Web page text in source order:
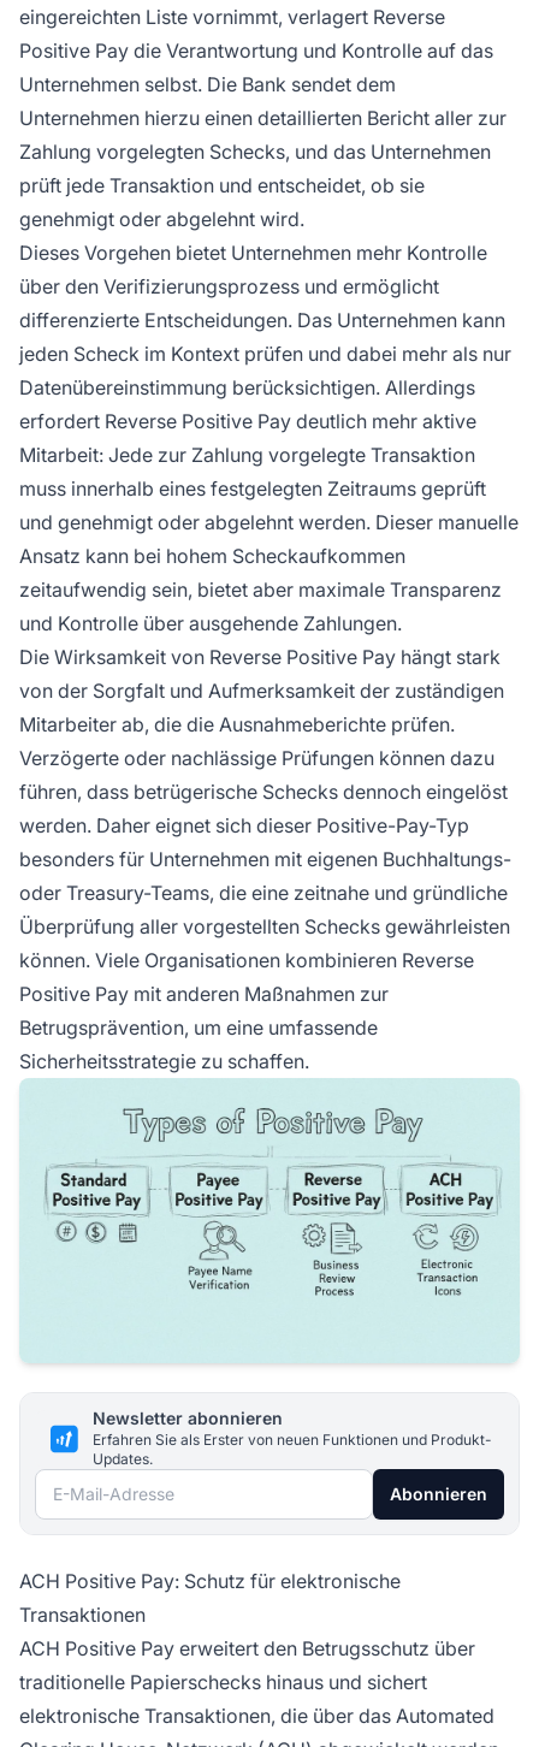
eingereichten Liste vornimmt, verlagert Reverse
Positive Pay die Verantwortung und Kontrolle auf das
Unternehmen selbst. Die Bank sendet dem
Unternehmen hierzu einen detaillierten Bericht aller zur
Zahlung vorgelegten Schecks, und das Unternehmen
prüft jede Transaktion und entscheidet, ob sie
genehmigt oder abgelehnt wird.
Dieses Vorgehen bietet Unternehmen mehr Kontrolle
über den Verifizierungsprozess und ermöglicht
differenzierte Entscheidungen. Das Unternehmen kann
jeden Scheck im Kontext prüfen und dabei mehr als nur
Datenübereinstimmung berücksichtigen. Allerdings
erfordert Reverse Positive Pay deutlich mehr aktive
Mitarbeit: Jede zur Zahlung vorgelegte Transaktion
muss innerhalb eines festgelegten Zeitraums geprüft
und genehmigt oder abgelehnt werden. Dieser manuelle
Ansatz kann bei hohem Scheckaufkommen
zeitaufwendig sein, bietet aber maximale Transparenz
und Kontrolle über ausgehende Zahlungen.
Die Wirksamkeit von Reverse Positive Pay hängt stark
von der Sorgfalt und Aufmerksamkeit der zuständigen
Mitarbeiter ab, die die Ausnahmeberichte prüfen.
Verzögerte oder nachlässige Prüfungen können dazu
führen, dass betrügerische Schecks dennoch eingelöst
werden. Daher eignet sich dieser Positive-Pay-Typ
besonders für Unternehmen mit eigenen Buchhaltungs-
oder Treasury-Teams, die eine zeitnahe und gründliche
Überprüfung aller vorgestellten Schecks gewährleisten
können. Viele Organisationen kombinieren Reverse
Positive Pay mit anderen Maßnahmen zur
Betrugsprävention, um eine umfassende
Sicherheitsstrategie zu schaffen.
Newsletter abonnieren
Erfahren Sie als Erster von neuen Funktionen und Produkt-
Updates.
E-Mail-Adresse Abonnieren
ACH Positive Pay: Schutz für elektronische
Transaktionen
ACH Positive Pay erweitert den Betrugsschutz über
traditionelle Papierschecks hinaus und sichert
elektronische Transaktionen, die über das Automated